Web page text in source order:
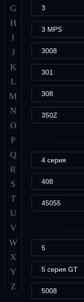
G
H
I
J
K
L
M
N
O
P
Q
R
S
T
U
V
W
X
Y
Z
3
3 MPS
3008
301
308
350Z
4 серия
408
45055
5
5 серия GT
5008